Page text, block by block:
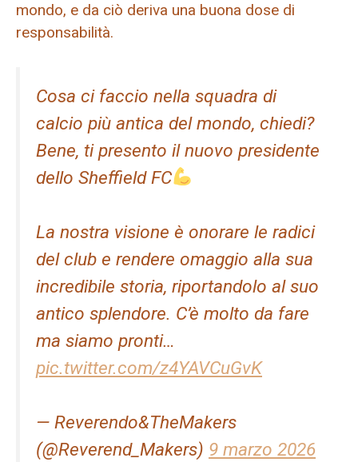
mondo, e da ciò deriva una buona dose di
responsabilità.
Cosa ci faccio nella squadra di
calcio più antica del mondo, chiedi?
Bene, ti presento il nuovo presidente
dello Sheffield FC
La nostra visione è onorare le radici
del club e rendere omaggio alla sua
incredibile storia, riportandolo al suo
antico splendore. C’è molto da fare
ma siamo pronti…
pic.twitter.com/z4YAVCuGvK
— Reverendo&TheMakers
(@Reverend_Makers) 9 marzo 2026